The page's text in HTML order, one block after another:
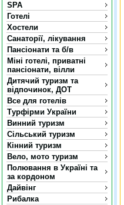
SPA
Готелі
Хостели
Санаторії, лікування
Пансіонати та б/в
Міні готелі, приватні
пансіонати, вілли
Дитячий туризм та
відпочинок, ДОТ
Все для готелів
Турфірми України
Винний туризм
Сільський туризм
Кінний туризм
Вело, мото туризм
Полювання в Україні та
за кордоном
Дайвінг
Рибалка